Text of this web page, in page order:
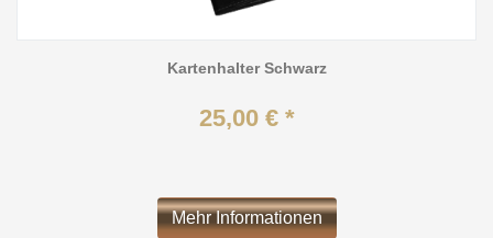
Kartenhalter Schwarz
25,00 € *
Mehr Informationen